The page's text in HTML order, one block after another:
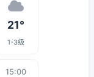
21°
1-3级
15:00